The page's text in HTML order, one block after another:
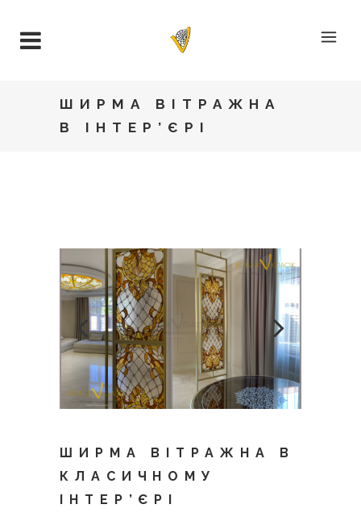
ШИРМА ВІТРАЖНА
В ІНТЕР’ЄРІ
ШИРМА ВІТРАЖНА В
КЛАСИЧНОМУ
ІНТЕР’ЄРІ